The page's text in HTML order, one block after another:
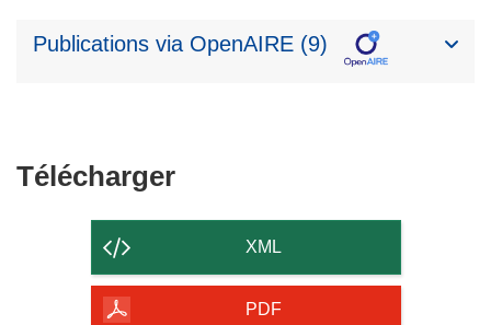
Publications via OpenAIRE (9)
TéléchargerTélécharger
contenu
de
XML
PDF